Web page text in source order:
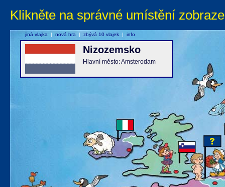
Klikněte na správné umístění
Nizozemsko
Hlavní město: Amsterodam
jiná vlajka | nová hra | zbývá 10 vlajek | info